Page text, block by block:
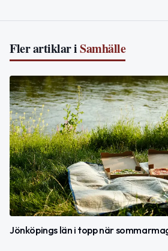
Fler artiklar iSamhälle
Jönköpings län i topp när